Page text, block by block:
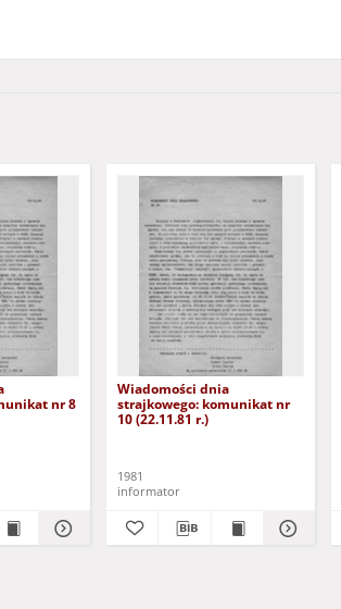
nr 8
Wiadomości dnia
strajkowego: komunikat nr
10 (22.11.81 r.)
1981
informator